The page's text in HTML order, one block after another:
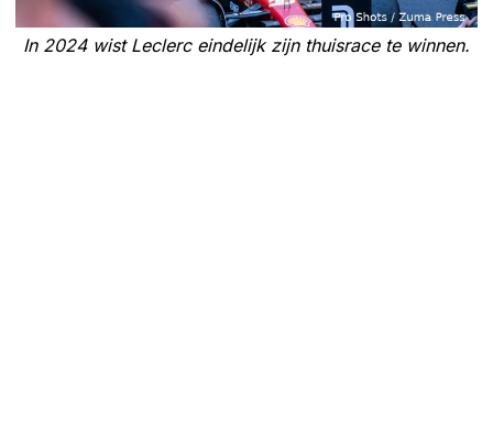
In 2024 wist Leclerc eindelijk zijn thuisrace te winnen.